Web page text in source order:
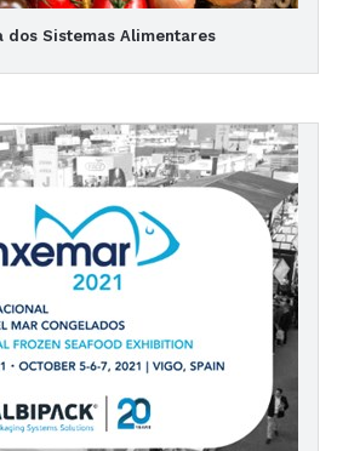
dos Sistemas Alimentares